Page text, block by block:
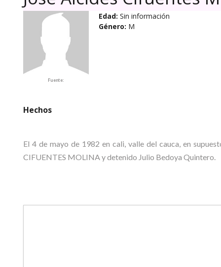
Fuente:
Edad: Sin información
Género: M
Hechos
El 4 de mayo de 1982 en cali, valle del cauca, en
CIFUENTES MOLINA y detenido Julio Bedoya Quintero.